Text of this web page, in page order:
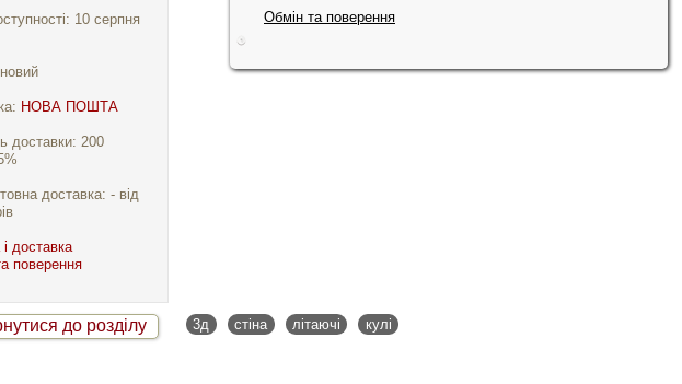
10 серпня
НОВА ПОШТА
200
доставка: - від
доставка
поверення
Обмін та поверення
до розділу 3д стіна літаючі кулі